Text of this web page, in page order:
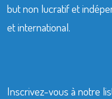
but non lucratif et
et international.
Inscrivez-vous à notre